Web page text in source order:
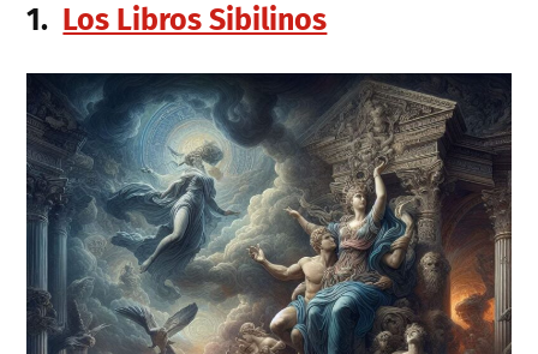
1. Los Libros Sibilinos